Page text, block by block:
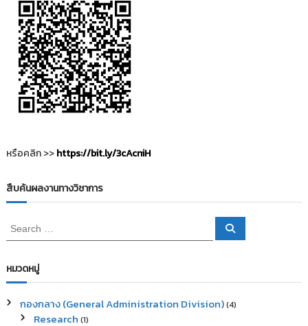
ค
ลั
ง
ข้
อ
มู
ล
น
จั
ย
หรือคลิก >>https://bit.ly/3cAcniH
สืบค้นผลงานทางวิชาการ
e
r
c
f
S
หมวดหมู่
กองกลาง (General Administration Division)(4)
Research (1)